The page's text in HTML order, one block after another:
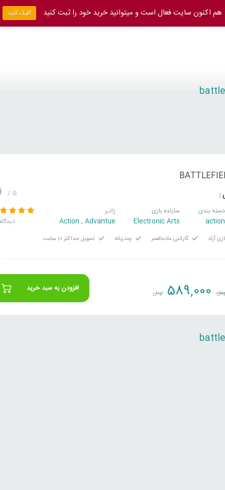
:
دسته بندی
action
سازنده بازی
Electronic Arts
ژانـر
Action , Advantue
/ 5
30
آزاد گارانتی مادمالعمر چندزبانه تحویل حداکثر 10 ساعت
589,000 تومان افزودن به سبد خرید
هم اکنون سایت فعال است و میتوانید خرید خود را ثبت کنید کلیک کنید